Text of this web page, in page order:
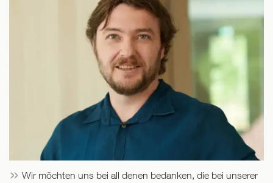
Wir möchten uns bei all denen bedanken, die bei unserer